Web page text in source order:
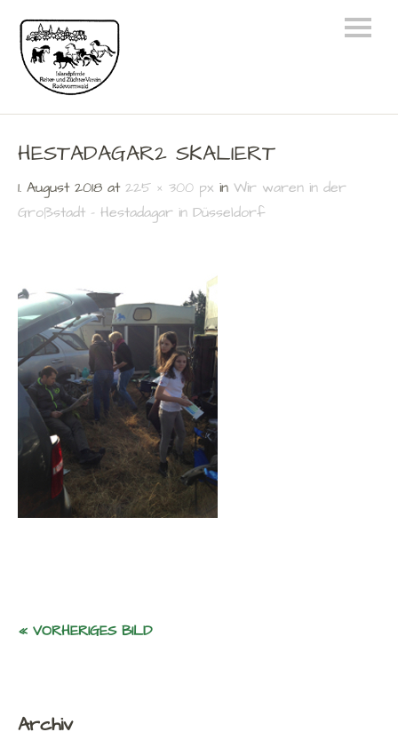
HESTADAGAR2 SKALIERT
1. August 2018 at 225 × 300 px in Wir waren in der
Großstadt – Hestadagar in Düsseldorf
« VORHERIGES BILD
Archiv